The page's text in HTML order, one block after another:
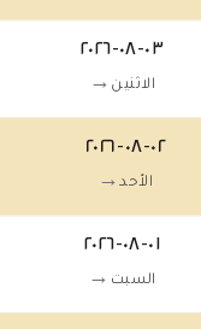
٠٣-٠٨-٢٠٢٦
الاثنين →
٠٢-٠٨-٢٠٢٦
الأحد→
٠١-٠٨-٢٠٢٦
السبت →